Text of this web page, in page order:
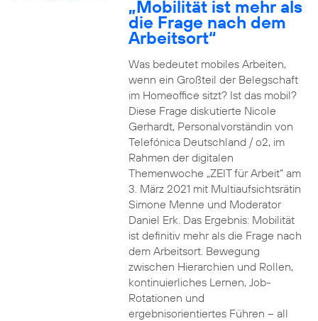
„Mobilität ist mehr als
die Frage nach dem
Arbeitsort“
Was bedeutet mobiles Arbeiten,
wenn ein Großteil der Belegschaft
im Homeoffice sitzt? Ist das mobil?
Diese Frage diskutierte Nicole
Gerhardt, Personalvorständin von
Telefónica Deutschland / o2, im
Rahmen der digitalen
Themenwoche „ZEIT für Arbeit“ am
3. März 2021 mit Multiaufsichtsrätin
Simone Menne und Moderator
Daniel Erk. Das Ergebnis: Mobilität
ist definitiv mehr als die Frage nach
dem Arbeitsort. Bewegung
zwischen Hierarchien und Rollen,
kontinuierliches Lernen, Job-
Rotationen und
ergebnisorientiertes Führen – all